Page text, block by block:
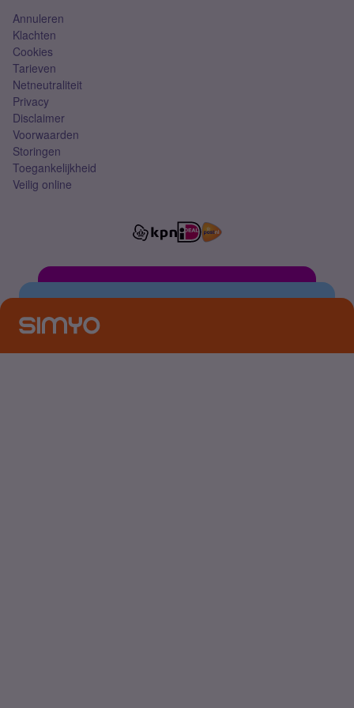
Annuleren
Klachten
Cookies
Tarieven
Netneutraliteit
Privacy
Disclaimer
Voorwaarden
Storingen
Toegankelijkheid
Veilig online